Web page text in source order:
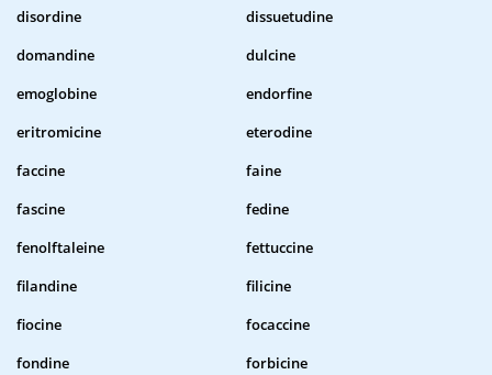
disordine
dissuetudine
domandine
dulcine
emoglobine
endorfine
eritromicine
eterodine
faccine
faine
fascine
fedine
fenolftaleine
fettuccine
filandine
filicine
fiocine
focaccine
fondine
forbicine